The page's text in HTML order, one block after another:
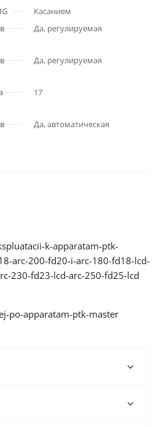
Касанием
Да, регулируемая
Да, регулируемая
17
Да, автоматическая
k-apparatam-ptk-
arc-200-fd20-i-arc-180-fd18-lcd-
230-fd23-lcd-arc-250-fd25-lcd
po-apparatam-ptk-master